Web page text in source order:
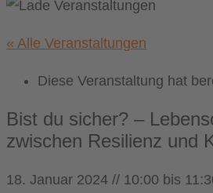
« Alle Veranstaltungen
Diese Veranstaltung hat
Bist du sicher? –
zwischen Resilienz und
18. Januar 2024 // 10:00 bis